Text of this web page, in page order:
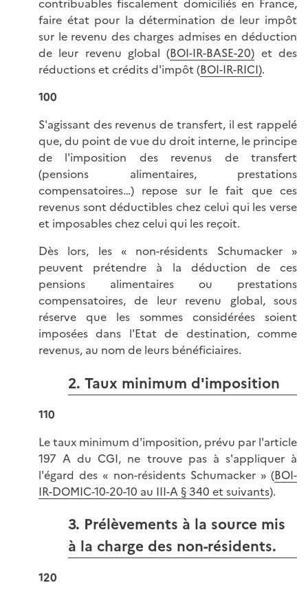
contribuables fiscalement domiciliés en France,
faire état pour la détermination de leur impôt
sur le revenu des charges admises en déduction
de leur revenu global (BOI-IR-BASE-20) et des
réductions et crédits d'impôt (BOI-IR-RICI).
100
S'agissant des revenus de transfert, il est rappelé
que, du point de vue du droit interne, le principe
de l'imposition des revenus de transfert
(pensions alimentaires, prestations
compensatoires…) repose sur le fait que ces
revenus sont déductibles chez celui qui les verse
et imposables chez celui qui les reçoit.
Dès lors, les « non-résidents Schumacker »
peuvent prétendre à la déduction de ces
pensions alimentaires ou prestations
compensatoires, de leur revenu global, sous
réserve que les sommes considérées soient
imposées dans l'Etat de destination, comme
revenus, au nom de leurs bénéficiaires.
2. Taux minimum d'imposition
110
Le taux minimum d'imposition, prévu par l'article
197 A du CGI, ne trouve pas à s'appliquer à
l'égard des « non-résidents Schumacker » (BOI-
IR-DOMIC-10-20-10 au III-A § 340 et suivants).
3. Prélèvements à la source mis
à la charge des non-résidents.
120